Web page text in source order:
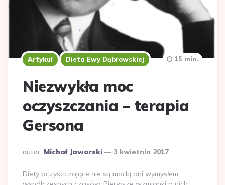
Artykuł Dieta Ewy Dąbrowskiej
Niezwykła moc
oczyszczania – terapia
Gersona
Dodane
autor: Michał Jaworski 3 kwietnia 2017
15 min.
Diety oczyszczające nie są modą ani wymysłem